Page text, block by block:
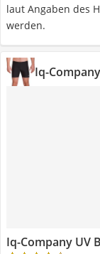
laut Angaben des
werden.
Iq-
Iq-Company UV